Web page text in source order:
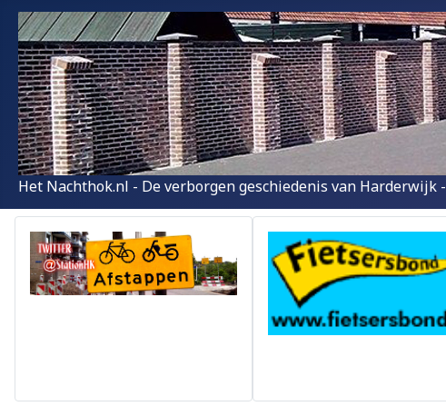
Het Nachthok.nl - De verborgen geschiedenis van Harderwijk -